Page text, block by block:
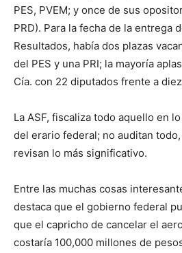
PES, PVEM; y once de sus
PRD). Para la fecha de la entrega
Resultados, había dos plazas
del PES y una PRI; la mayoría
Cía. con 22 diputados frente a
La ASF, fiscaliza todo aquello en
del erario federal; no auditan
revisan lo más significativo.
Entre las muchas cosas
destaca que el gobierno federal
que el capricho de cancelar el
costaría 100,000 millones de